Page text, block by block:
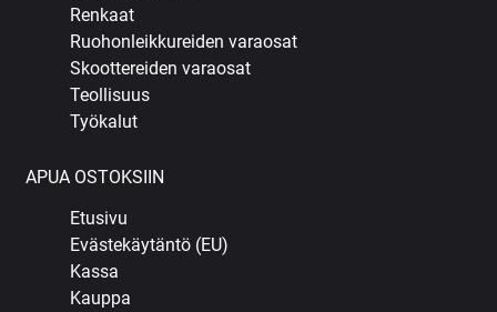
Renkaat
Ruohonleikkureiden varaosat
Skoottereiden varaosat
Teollisuus
Työkalut
APUA OSTOKSIIN
Etusivu
Evästekäytäntö (EU)
Kassa
Kauppa